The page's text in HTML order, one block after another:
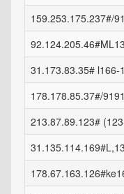
159.253.175.237#/
31.173.83.35# l166-
178.178.85.37#/
213.87.89.123#